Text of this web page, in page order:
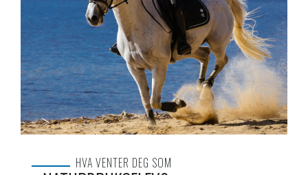
HVA VENTER DEG SOM